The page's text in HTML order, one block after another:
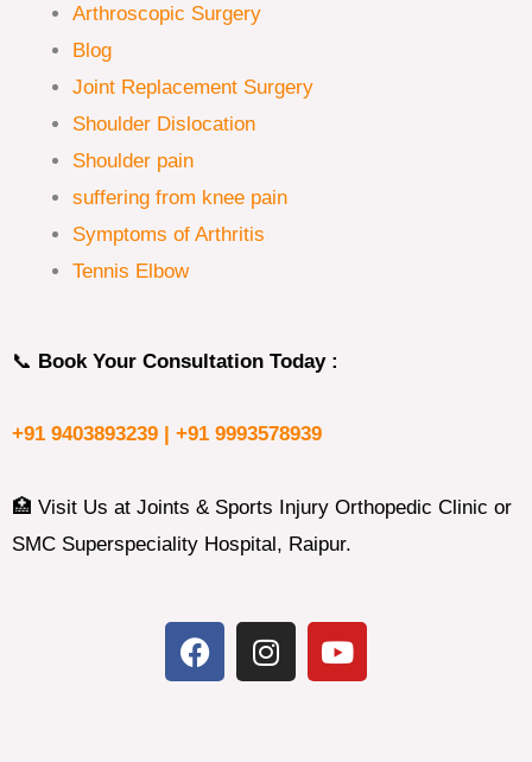
Arthroscopic Surgery
Blog
Joint Replacement Surgery
Shoulder Dislocation
Shoulder pain
suffering from knee pain
Symptoms of Arthritis
Tennis Elbow
📞 Book Your Consultation Today :
+91 9403893239 | +91 9993578939
🏥 Visit Us at Joints & Sports Injury Orthopedic Clinic or
SMC Superspeciality Hospital, Raipur.
F
a
I
n
Y
o